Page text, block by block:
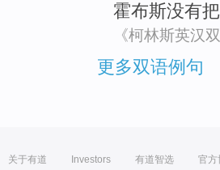
霍布斯没有把
《柯林斯英汉
更多双语例句
关于有道 Investors 有道智选 官方